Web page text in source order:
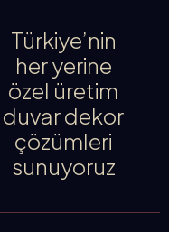
Türkiye’nin
her yerine
özel üretim
duvar dekor
çözümleri
sunuyoruz